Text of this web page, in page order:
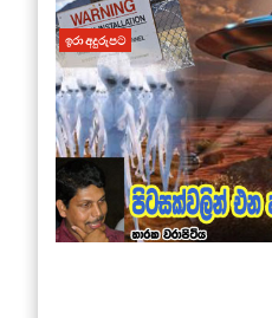
ඉරා අදුරුපට